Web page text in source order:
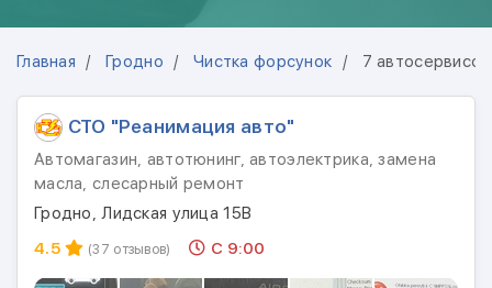
Главная Гродно Чистка форсунок 7 автосервисов
СТО "Реанимация авто"
Автомагазин, автотюнинг, автоэлектрика, замена
масла, слесарный ремонт
Гродно, Лидская улица 15В
4.5
(37 отзывов) С 9:00